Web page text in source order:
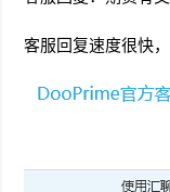
客服回复速度很快